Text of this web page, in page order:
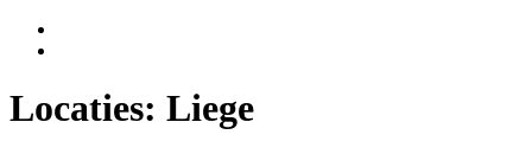
Locaties: Liege